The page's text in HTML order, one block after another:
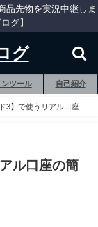
品先物を実況中継しま
グ】
グ
ツール 自己紹介
3】で使うリアル口座の
ル口座の簡